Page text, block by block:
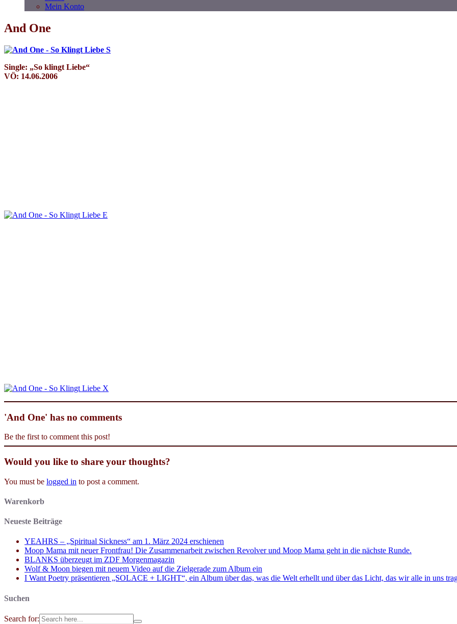
Mein Konto
And One
Single: „So klingt Liebe“
VÖ: 14.06.2006
'And One' has no comments
Be the first to comment this post!
Would you like to share your thoughts?
You must be logged in to post a comment.
Warenkorb
Neueste Beiträge
YEAHRS – „Spiritual Sickness“ am 1. März 2024 erschienen
Moop Mama mit neuer Frontfrau! Die Zusammenarbeit zwischen Revolver und Moop Mama geht in die nächste Runde.
BLANKS überzeugt im ZDF Morgenmagazin
Wolf & Moon biegen mit neuem Video auf die Zielgerade zum Album ein
I Want Poetry präsentieren „SOLACE + LIGHT“, ein Album über das, was die Welt erhellt und über das Licht, das wir alle in uns
Suchen
Search for: